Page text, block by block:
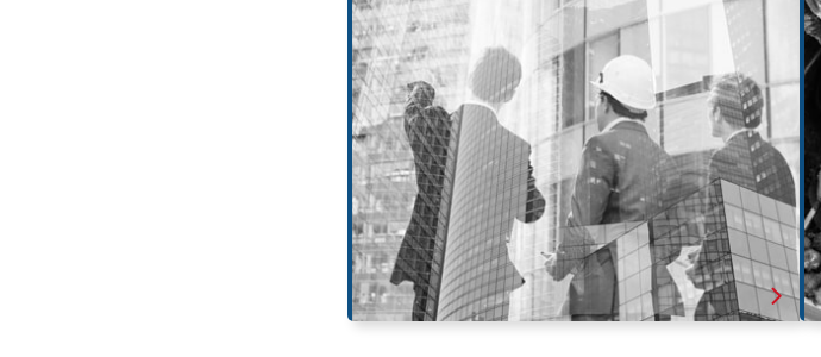
Áreas de práctica
Coordinación de diligencia legal y de equipo externo de
auditoría técnica para la adquisición de activos
inmobiliarios.
Análisis de estructuras para la viabilidad de proyectos
inmobiliarios en conjunto con otras prácticas de la oficina,
como de Societario y de Mercado de Capitales.
Asesoramiento jurídico en la adquisición y desmovilización
de activos.
Elaboración y negociación de contratos de construcción y
administración de obra.
Institución de condominio.
Saber más